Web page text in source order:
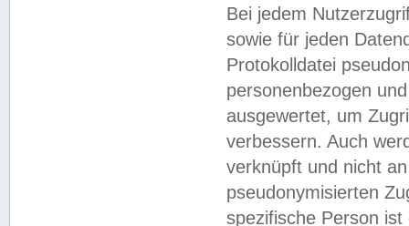
Bei jedem
sowie für jeden
Protokolldatei
personenbezogen
ausgewertet, um
verbessern. Auch
verknüpft und nicht
pseudonymisierten
spezifische Person